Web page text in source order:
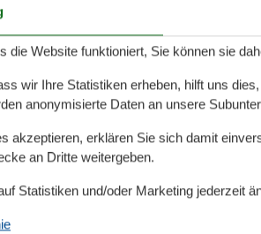
wir ein besonderes Augenmerk
fühlen können. Wir sorgen für den
dass Sie sich rundherum wohl
die Sie von daheim kennen.
von zwei Fahrrädern an sowie einen
zu weit sein.
erfolgt über unseren eigenen
Gebühr beim Hausmeister
die Website funktioniert, Sie können sie
wir Ihre Statistiken erheben, hilft uns
anonymisierte Daten an unsere
akzeptieren, erklären Sie sich damit
an Dritte weitergeben.
Statistiken und/oder Marketing jederzeit